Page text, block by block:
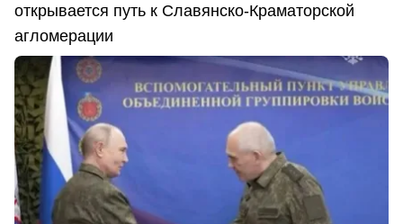
открывается путь к Славянско-Краматорской
агломерации